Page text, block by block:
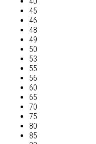
45
46
48
49
50
53
55
56
60
65
70
75
80
85